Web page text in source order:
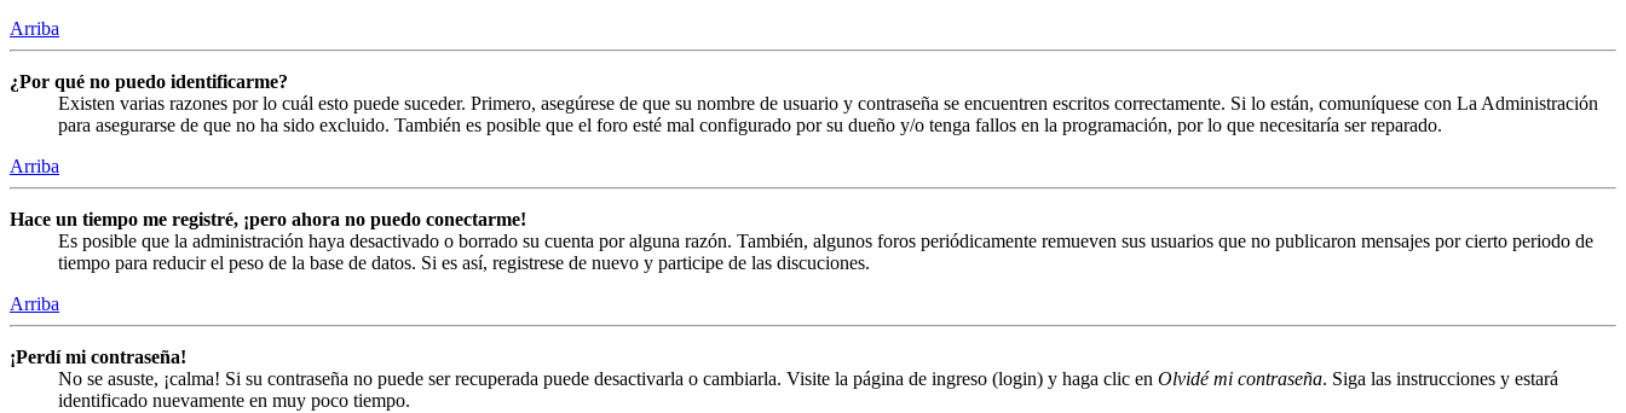
Arriba
¿Por qué no puedo identificarme?
Existen varias razones por lo cuál esto puede suceder. Primero, asegúrese de que su nombre de usuario y contraseña se encuentren escritos correctamente. Si lo están, comuníquese con La Administración
para asegurarse de que no ha sido excluido. También es posible que el foro esté mal configurado por su dueño y/o tenga fallos en la programación, por lo que necesitaría ser reparado.
Arriba
Hace un tiempo me registré, ¡pero ahora no puedo conectarme!
Es posible que la administración haya desactivado o borrado su cuenta por alguna razón. También, algunos foros periódicamente remueven sus usuarios que no publicaron mensajes por cierto periodo de
tiempo para reducir el peso de la base de datos. Si es así, registrese de nuevo y participe de las discuciones.
Arriba
¡Perdí mi contraseña!
No se asuste, ¡calma! Si su contraseña no puede ser recuperada puede desactivarla o cambiarla. Visite la página de ingreso (login) y haga clic en Olvidé mi contraseña. Siga las instrucciones y estará
identificado nuevamente en muy poco tiempo.